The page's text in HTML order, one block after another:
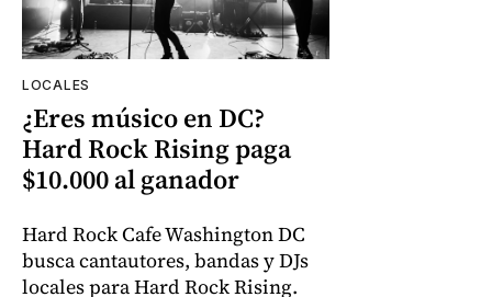
LOCALES
¿Eres músico en DC?
Hard Rock Rising paga
$10.000 al ganador
Hard Rock Cafe Washington DC
busca cantautores, bandas y DJs
locales para Hard Rock Rising.